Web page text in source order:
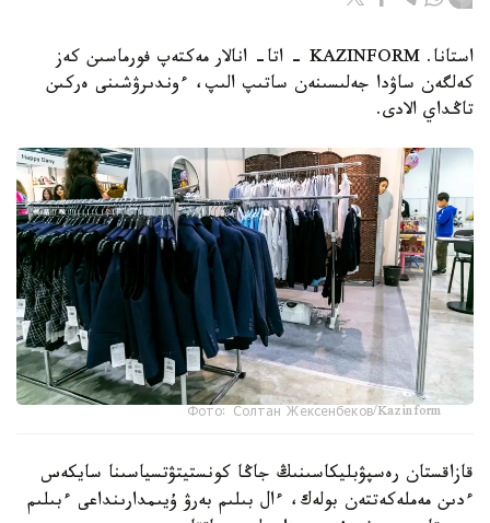
استانا. KAZINFORM - اتا- انالار مەكتەپ فورماسىن كەز
كەلگەن ساۋدا جەلىسىنەن ساتىپ الىپ، ءوندىرۋشىنى ەركىن
تاڭداي الادى.
Фото: Солтан Жексенбеков/Kazinform
قازاقستان رەسپۋبليكاسىنىڭ جاڭا كونستيتۋتسياسىنا سايكەس
ءدىن مەملەكەتتەن بولەك، ءال بىلىم بەرۋ ۇيىمدارىنداعى ءبىلىم